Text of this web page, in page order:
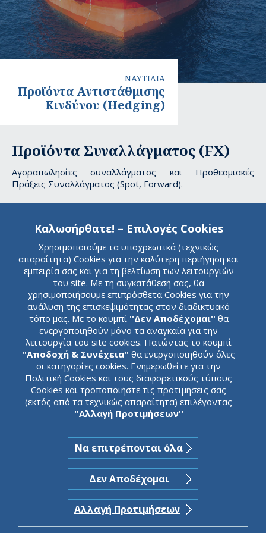
ΝΑΥΤΙΛΙΑ
Προϊόντα Αντιστάθμισης
Κινδύνου (Hedging)
Προϊόντα
Αντιστάθμισης
Κινδύνου
(Hedging)
Προϊόντα Συναλλάγματος (FX)
Αγοραπωλησίες συναλλάγματος και Προθεσμιακές
Πράξεις Συναλλάγματος (Spot, Forward).
Παράγωγα
Εξειδικευμένα προϊόντα κάλυψης επιτοκιακού κινδύνου
(Interest Rate Swap) Εξειδικευμένα προϊόντα κάλυψης
συναλλαγματικού κινδύνου (Currency Rate Swap).
Καλωσήρθατε! – Επιλογές Cookies
Χρησιμοποιούμε τα υποχρεωτικά (τεχνικώς
απαραίτητα) Cookies για την καλύτερη περιήγηση και
εμπειρία σας και για τη βελτίωση των λειτουργιών
του site. Με τη συγκατάθεσή σας, θα
χρησιμοποιήσουμε επιπρόσθετα Cookies για την
ανάλυση της επισκεψιμότητας στον διαδικτυακό
τόπο μας. Με το κουμπί ''Δεν Αποδέχομαι'' θα
ενεργοποιηθούν μόνο τα αναγκαία για την
λειτουργία του site cookies. Πατώντας το κουμπί
''Αποδοχή & Συνέχεια'' θα ενεργοποιηθούν όλες
οι κατηγορίες cookies. Ενημερωθείτε για την
Πολιτική Cookies και τους διαφορετικούς τύπους
Cookies και τροποποιήστε τις προτιμήσεις σας
(εκτός από τα τεχνικώς απαραίτητα) επιλέγοντας
''Αλλαγή Προτιμήσεων''
Να επιτρέπονται όλα
Δεν Αποδέχομαι
Αλλαγή Προτιμήσεων